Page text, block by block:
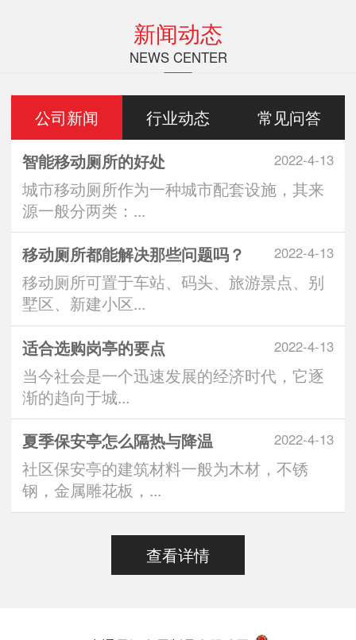
新闻动态
NEWS CENTER
公司新闻 行业动态 常见问答
2022-4-13
智能移动厕所的好处
城市移动厕所作为一种城市配套设施，其来
源一般分两类：...
2022-4-13
移动厕所都能解决那些问题吗？
移动厕所可置于车站、码头、旅游景点、别
墅区、新建小区...
2022-4-13
适合选购岗亭的要点
当今社会是一个迅速发展的经济时代，它逐
渐的趋向于城...
2022-4-13
夏季保安亭怎么隔热与降温
社区保安亭的建筑材料一般为木材，不锈
钢，金属雕花板，...
查看详情